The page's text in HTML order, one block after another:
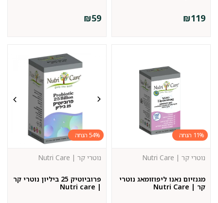
₪119
₪59
11%
מגנזיום נאנו ליפוזומאג נוטרי
קר | Nutri Care
נוטרי קר | Nutri Care
54%
פרוביוטיק 25 ביליון נוטרי קר
| Nutri care
נוטרי קר | Nutri Care